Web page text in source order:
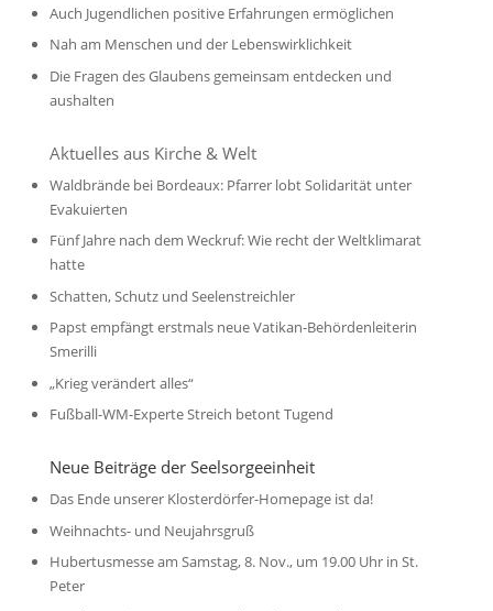
Auch Jugendlichen positive Erfahrungen ermöglichen
Nah am Menschen und der Lebenswirklichkeit
Die Fragen des Glaubens gemeinsam entdecken und
aushalten
Aktuelles aus Kirche & Welt
Waldbrände bei Bordeaux: Pfarrer lobt Solidarität unter
Evakuierten
Fünf Jahre nach dem Weckruf: Wie recht der Weltklimarat
hatte
Schatten, Schutz und Seelenstreichler
Papst empfängt erstmals neue Vatikan-Behördenleiterin
Smerilli
„Krieg verändert alles“
Fußball-WM-Experte Streich betont Tugend
Neue Beiträge der Seelsorgeeinheit
Das Ende unserer Klosterdörfer-Homepage ist da!
Weihnachts- und Neujahrsgruß
Hubertusmesse am Samstag, 8. Nov., um 19.00 Uhr in St.
Peter